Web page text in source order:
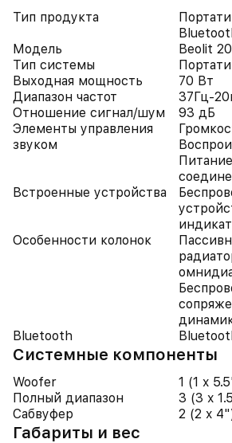
Тип продукта
Модель
Beolit 20
Тип системы
Выходная мощность
70 Вт
Диапазон частот
37Гц-
Отношение сигнал/шум
93 дБ
Элементы управления
звуком
Встроенные устройства
Особенности колонок
Bluetooth
Системные компоненты
Woofer
1 (1 x
Полный диапазон
3 (3 x
Сабвуфер
2 (2 x
Габариты и вес